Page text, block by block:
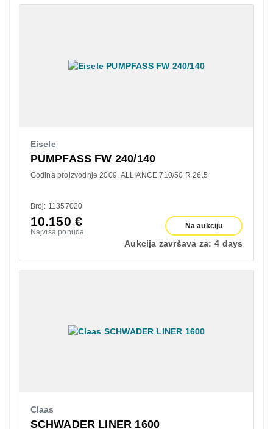
Eisele
PUMPFASS FW 240/140
Godina proizvodnje 2009 ALLIANCE 710/50 R 26.5
Broj: 11357020
10.150 €
Najviša ponuda
Na aukciju
Aukcija završava za: 4 days
Claas
SCHWADER LINER 1600